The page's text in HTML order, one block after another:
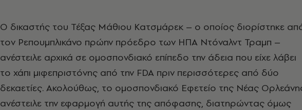
Ο δικαστής του Τέξας Μάθιου Κατσμάρεκ – ο οποίος διορίστηκε
τον Ρεπουμπλικάνο πρώην πρόεδρο των ΗΠΑ Ντόναλντ Τραμπ –
ανέστειλε αρχικά σε ομοσπονδιακό επίπεδο την άδεια που είχε λάβει
το χάπι μιφεπριστόνης από την FDA πριν περισσότερες από δύο
δεκαετίες. Ακολούθως, το ομοσπονδιακό Εφετείο της Νέας
ανέστειλε την εφαρμογή αυτής της απόφασης, διατηρώντας όμως